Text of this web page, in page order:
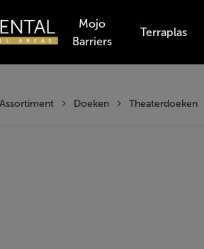
Mojo
Barriers
Terraplas
Assortiment Doeken Theaterdoeken